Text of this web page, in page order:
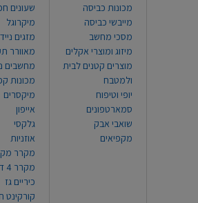
מכונות כביסה
מייבשי כביסה
מסכי מחשב
מיזוג ומוצרי אקלים
מוצרים קטנים לבית
ולמטבח
יופי וטיפוח
סמארטפונים
שואבי אבק
מקפיאים
שעונים
מיקרוגל
מזגים
מאוורר
מחשבים
מכונות
מיקסרים
אייפון
גלקסי
אוזניות
מקרר
מקרר 4 דלתות
כיריים גז
קורקינט